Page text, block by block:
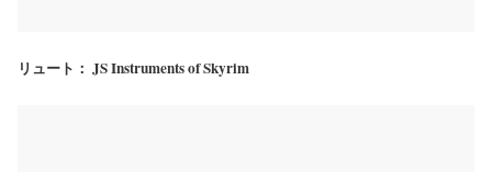
リュート： JS Instruments of Skyrim